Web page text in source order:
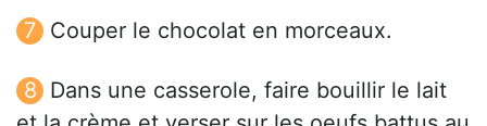
Couper le chocolat en morceaux.
Dans une casserole, faire bouillir le lait